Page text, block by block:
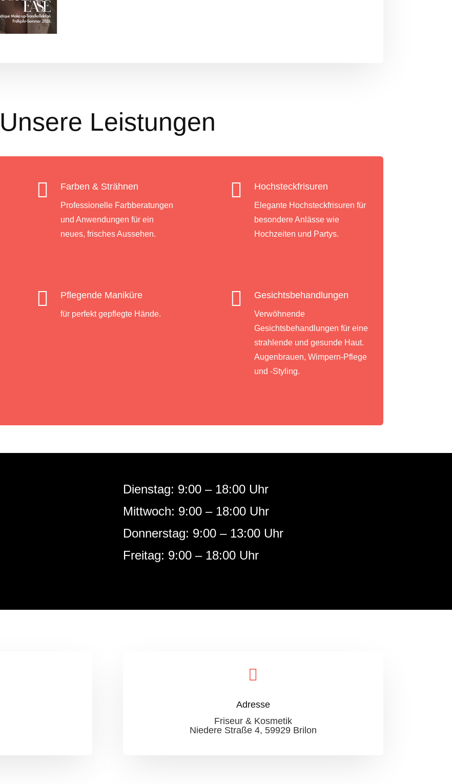
Unsere Leistungen
 Farben & Strähnen
Professionelle Farbberatungen
und Anwendungen für ein
neues, frisches Aussehen.
 Hochsteckfrisuren
Elegante Hochsteckfrisuren für
besondere Anlässe wie
Hochzeiten und Partys.
 Pflegende Maniküre
für perfekt gepflegte Hände.
 Gesichtsbehandlungen
Verwöhnende
Gesichtsbehandlungen für eine
strahlende und gesunde Haut.
Augenbrauen, Wimpern-Pflege
und -Styling.
Dienstag: 9:00 – 18:00 Uhr
Mittwoch: 9:00 – 18:00 Uhr
Donnerstag: 9:00 – 13:00 Uhr
Freitag: 9:00 – 18:00 Uhr

Adresse
Friseur & Kosmetik
Niedere Straße 4, 59929 Brilon